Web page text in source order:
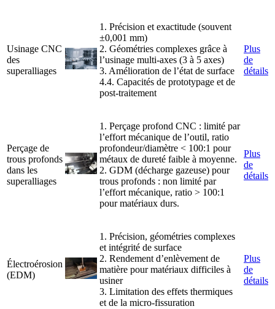
Usinage CNC
des
superalliages
1. Précision et exactitude (souvent
±0,001 mm)
2. Géométries complexes grâce à
l’usinage multi-axes (3 à 5 axes)
3. Amélioration de l’état de surface
4.4. Capacités de prototypage et de
post-traitement
Plus
de
détails
Perçage de
trous profonds
dans les
superalliages
1. Perçage profond CNC : limité par
l’effort mécanique de l’outil, ratio
profondeur/diamètre < 100:1 pour
métaux de dureté faible à moyenne.
2. GDM (décharge gazeuse) pour
trous profonds : non limité par
l’effort mécanique, ratio > 100:1
pour matériaux durs.
Plus
de
détails
Électroérosion
(EDM)
1. Précision, géométries complexes
et intégrité de surface
2. Rendement d’enlèvement de
matière pour matériaux difficiles à
usiner
3. Limitation des effets thermiques
et de la micro-fissuration
Plus
de
détails